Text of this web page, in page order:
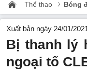
Thể thao Bóng
Xuất bản ngày 24/01/
Bị thanh lý
ngoại tố